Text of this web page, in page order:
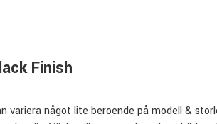
Finish
variera något lite beroende på modell &